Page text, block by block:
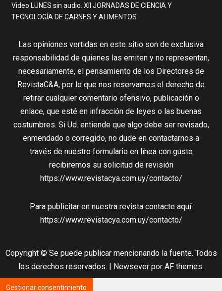
Video LUNES sin audio. XII JORNADAS DE CIENCIA Y
TECNOLOGÍA DE CARNES Y ALIMENTOS
Las opiniones vertidas en este sitio son de exclusiva
responsabilidad de quienes las emiten y no representan,
necesariamente, el pensamiento de los Directores de
RevistaC&A, por lo que nos reservamos el derecho de
retirar cualquier comentario ofensivo, publicación o
enlace, que esté en infracción de leyes o las buenas
costumbres. Si Ud. entiende que algo debe ser revisado,
enmendado o corregido, no dude en contactarnos a
través de nuestro formulario en línea con gusto
recibiremos su solicitud de revisión
https://www.revistacya.com.uy/contacto/
Para publicitar en nuestra revista contacte aquí:
https://www.revistacya.com.uy/contacto/
Copyright © Se puede publicar mencionando la fuente. Todos
los derechos reservados. | Newsever por AF themes.
Gestionar consentimiento